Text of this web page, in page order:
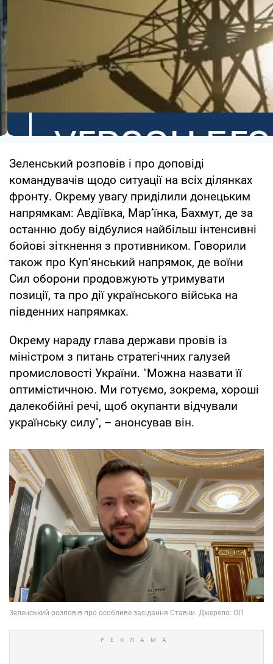
Зеленський розповів і про доповіді
командувачів щодо ситуації на всіх ділянках
фронту. Окрему увагу приділили донецьким
напрямкам: Авдіївка, Марʼїнка, Бахмут, де за
останню добу відбулися найбільш інтенсивні
бойові зіткнення з противником. Говорили
також про Купʼянський напрямок, де воїни
Сил оборони продовжують утримувати
позиції, та про дії українського війська на
південних напрямках.
Окрему нараду глава держави провів із
міністром з питань стратегічних галузей
промисловості України. "Можна назвати її
оптимістичною. Ми готуємо, зокрема, хороші
далекобійні речі, щоб окупанти відчували
українську силу", – анонсував він.